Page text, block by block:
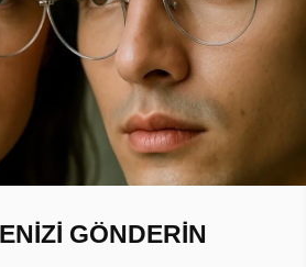
GÖNDERİN